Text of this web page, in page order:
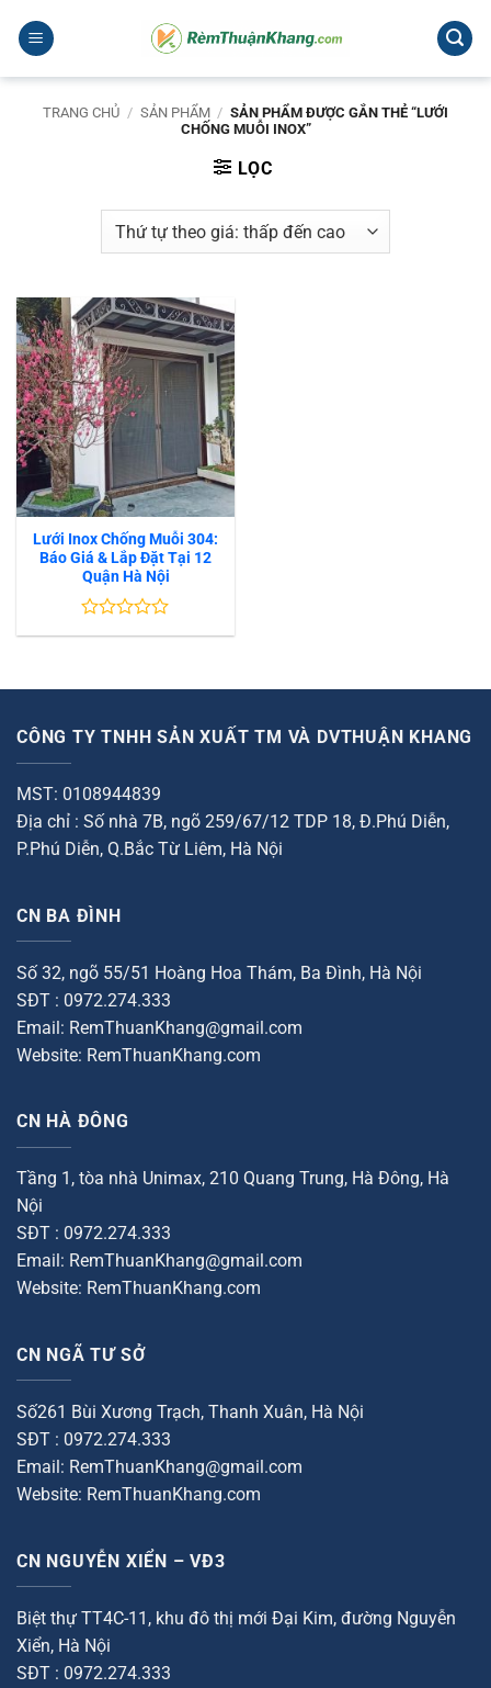
qua
TRANG CHỦ / SẢN PHẨM / SẢN PHẨM ĐƯỢC GẮN THẺ “LƯỚI
CHỐNG MUỖI INOX”
LỌC
Lưới Inox Chống Muỗi 304:
Báo Giá & Lắp Đặt Tại 12
Quận Hà Nội
Được
CÔNG TY TNHH SẢN XUẤT TM VÀ DVTHUẬN KHANG
MST: 0108944839
Địa chỉ : Số nhà 7B, ngõ 259/67/12 TDP 18, Đ.Phú Diễn,
P.Phú Diễn, Q.Bắc Từ Liêm, Hà Nội
CN BA ĐÌNH
Số 32, ngõ 55/51 Hoàng Hoa Thám, Ba Đình, Hà Nội
SĐT : 0972.274.333
Email: RemThuanKhang@gmail.com
Website: RemThuanKhang.com
CN HÀ ĐÔNG
Tầng 1, tòa nhà Unimax, 210 Quang Trung, Hà Đông, Hà
Nội
SĐT : 0972.274.333
Email: RemThuanKhang@gmail.com
Website: RemThuanKhang.com
CN NGÃ TƯ SỞ
Số261 Bùi Xương Trạch, Thanh Xuân, Hà Nội
SĐT : 0972.274.333
Email: RemThuanKhang@gmail.com
Website: RemThuanKhang.com
CN NGUYỄN XIỂN – VĐ3
Biệt thự TT4C-11, khu đô thị mới Đại Kim, đường Nguyễn
Xiển, Hà Nội
SĐT : 0972.274.333